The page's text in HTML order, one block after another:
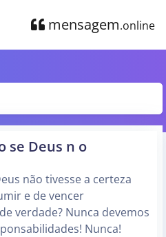
mensagem.online
se Deus n o
não tivesse a certeza
e de vencer
verdade? Nunca devemos
Nunca!